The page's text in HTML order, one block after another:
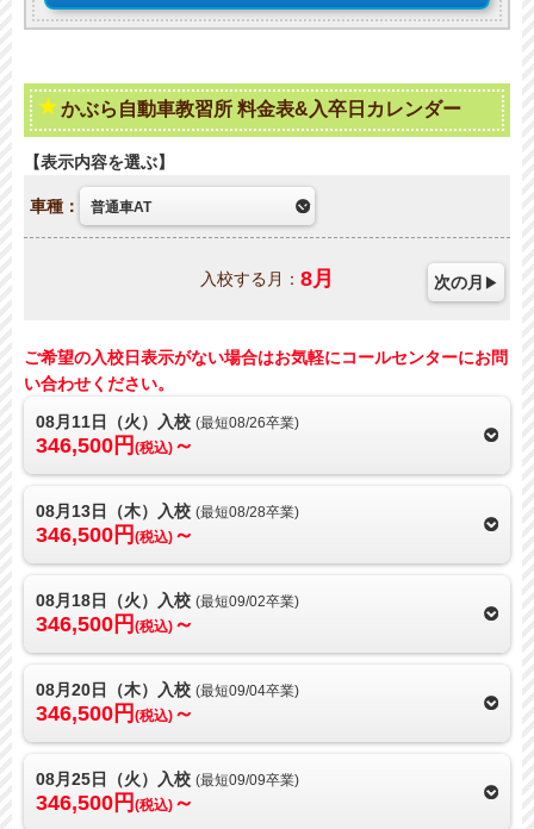
かぶら自動車教習所 料金表&入卒日カレンダー
表示内容を選ぶ
車種：
入校する月： 8月 次の月
ご希望の入校日表示がない場合はお気軽にコールセンターにお問
い合わせください。
08月11日（火）入校 (最短08/26卒業)
346,500円 (税込) ～
08月13日（木）入校 (最短08/28卒業)
346,500円 (税込) ～
08月18日（火）入校 (最短09/02卒業)
346,500円 (税込) ～
08月20日（木）入校 (最短09/04卒業)
346,500円 (税込) ～
08月25日（火）入校 (最短09/09卒業)
346,500円 (税込) ～